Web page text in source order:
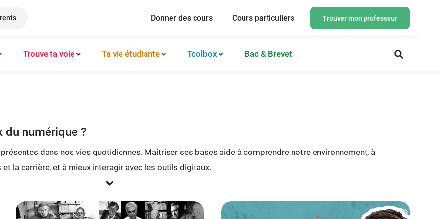
Donner des cours Cours particuliers Trouver mon professeur
Techniques de mémorisation
Lettres
Latin
Trouve ta voie
Classement lycées
Ta vie étudiante
Vie professionnelle
Toolbox Bac & Brevet
du numérique ?
dans nos vies quotidiennes. Maîtriser ses bases aide à comprendre notre environnement, à
la carrière, et à mieux interagir avec les outils digitaux.